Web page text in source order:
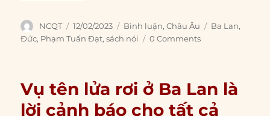
Author
NCQT
Posted
on
12/02/2023 Categories
Bình luận,Châu Âu Tags
Ba Lan,
Đức, Phạm Tuấn Đạt,sách nói 0 Comments
Vụ tên lửa rơi ở Ba Lan là
lời cảnh báo cho tất cả